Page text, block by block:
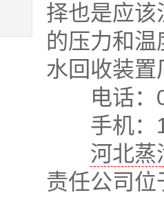
择也是应
的压力和
水回收装置
电话：
手机：
河北蒸
责任公司